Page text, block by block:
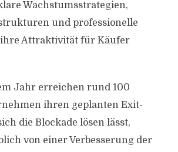
Wachstumsstrategien,
und professionelle
Attraktivität für Käufer
Jahr erreichen rund 100
ihren geplanten Exit-
die Blockade lösen lässt,
von einer Verbesserung der